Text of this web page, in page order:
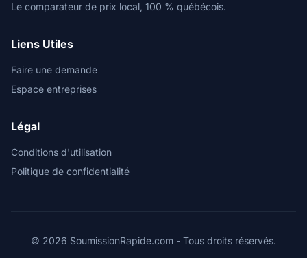
Le comparateur de prix local, 100 % québécois.
Liens Utiles
Faire une demande
Espace entreprises
Légal
Conditions d'utilisation
Politique de confidentialité
© 2026 SoumissionRapide.com - Tous droits réservés.